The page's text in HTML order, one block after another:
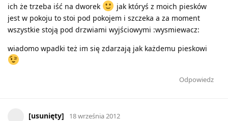
ich że trzeba iść na dworek
jak któryś z moich piesków
jest w pokoju to stoi pod pokojem i szczeka a za moment
wszystkie stoją pod drzwiami wyjściowymi :wysmiewacz:
wiadomo wpadki też im się zdarzają jak każdemu pieskowi
Odpowiedz
[usunięty] 18 września 2012